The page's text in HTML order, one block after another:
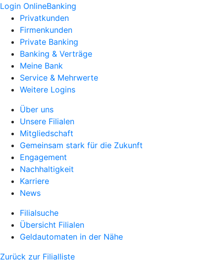
Login OnlineBanking
Privatkunden
Firmenkunden
Private Banking
Banking & Verträge
Meine Bank
Service & Mehrwerte
Weitere Logins
Über uns
Unsere Filialen
Mitgliedschaft
Gemeinsam stark für die Zukunft
Engagement
Nachhaltigkeit
Karriere
News
Filialsuche
Übersicht Filialen
Geldautomaten in der Nähe
Zurück zur Filialliste